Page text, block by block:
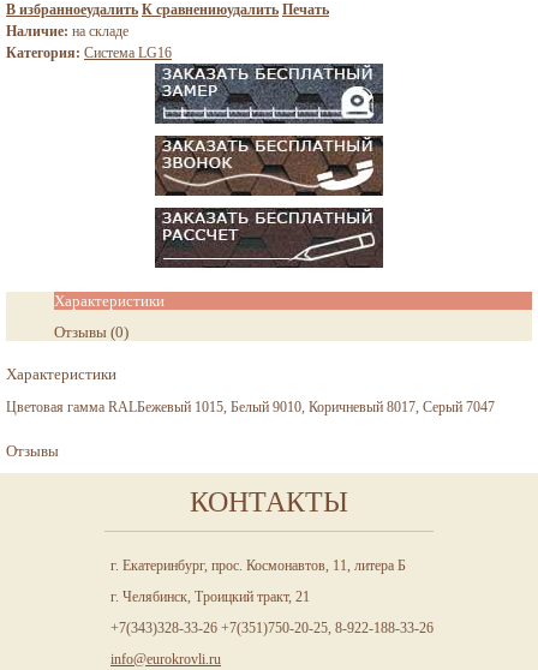
В избранноеудалить К сравнениюудалить Печать
Наличие: на складе
Категория: Система LG16
Характеристики
Отзывы (0)
Характеристики
Цветовая гамма RALБежевый 1015, Белый 9010, Коричневый 8017, Серый 7047
Отзывы
КОНТАКТЫ
г. Екатеринбург, прос. Космонавтов, 11, литера Б
г. Челябинск, Троицкий тракт, 21
+7(343)328-33-26 +7(351)750-20-25, 8-922-188-33-26
info@eurokrovli.ru